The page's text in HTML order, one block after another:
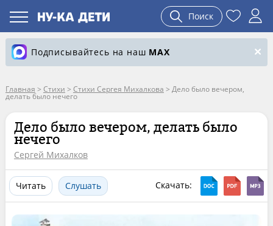
Поиск
Подписывайтесь на наш MAX
Главная > Стихи > Стихи Сергея Михалкова > Дело было вечером,
делать было нечего
Дело было вечером, делать было
нечего
Сергей Михалков
Читать Слушать Скачать: